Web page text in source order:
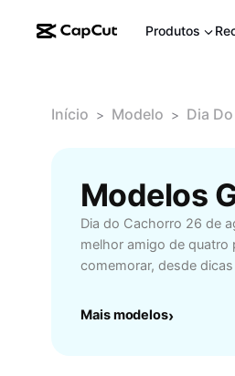
Produtos
Início > Modelo > Dia
Dia do Cachorro 26 de
melhor amigo de quatro
comemorar, desde
informações
Mais modelos›